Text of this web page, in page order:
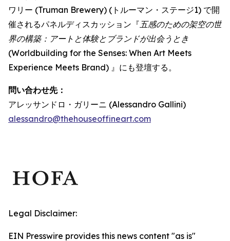
ワリー (Truman Brewery) (トルーマン・ステージ1) で開
催されるパネルディスカッション『五感のための架空の世
界の構築：アートと体験とブランドが出会うとき
(Worldbuilding for the Senses: When Art Meets
Experience Meets Brand) 』にも登壇する。
問い合わせ先：
アレッサンドロ・ガリーニ (Alessandro Gallini)
alessandro@thehouseoffineart.com
Legal Disclaimer:
EIN Presswire provides this news content "as is"